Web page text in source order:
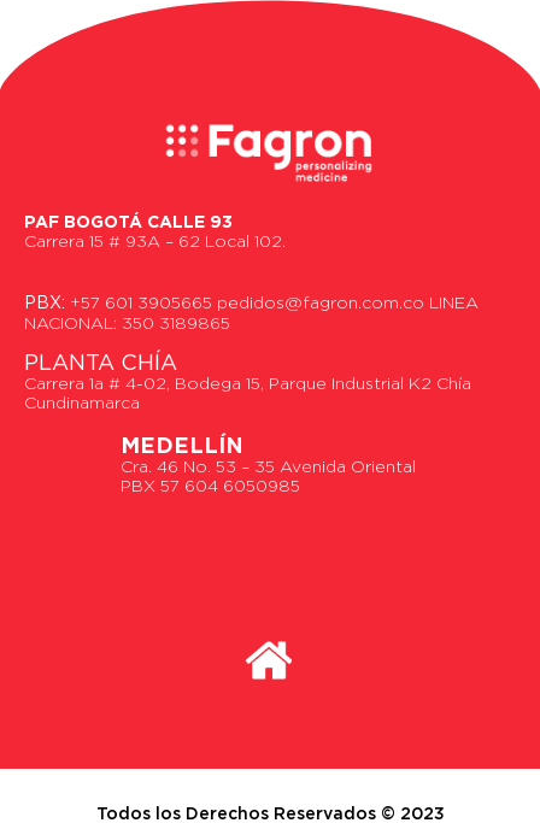
PAF BOGOTÁ CALLE 93
Carrera 15 # 93A – 62 Local 102.
PBX: +57 601 3905665 pedidos@fagron.com.co LINEA
NACIONAL: 350 3189865
PLANTA CHÍA
Carrera 1a # 4-02, Bodega 15, Parque Industrial K2 Chía
Cundinamarca
MEDELLÍN
Cra. 46 No. 53 – 35 Avenida Oriental
PBX 57 604 6050985
Todos los Derechos Reservados © 2023